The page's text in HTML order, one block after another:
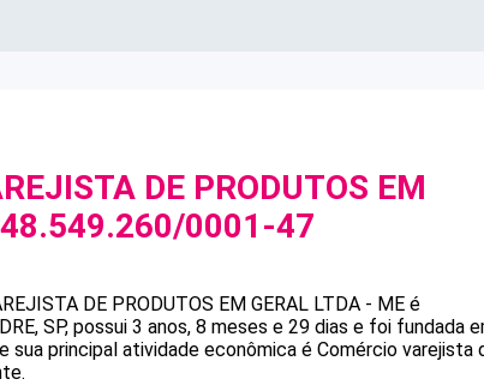
DE PRODUTOS EM
48.549.260/0001-47
DE PRODUTOS EM GERAL LTDA - ME é
SP, possui 3 anos, 8 meses e 29 dias e foi fundada
e sua principal atividade econômica é Comércio varejista